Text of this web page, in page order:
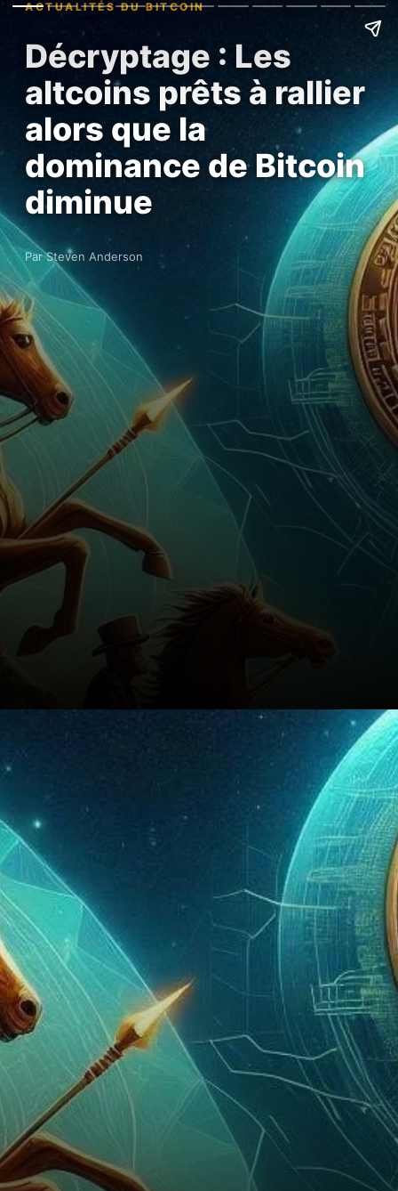
ACTUALITÉS DU BITCOIN
Décryptage : Les
altcoins prêts à rallier
alors que la
dominance de Bitcoin
diminue
Par Steven Anderson